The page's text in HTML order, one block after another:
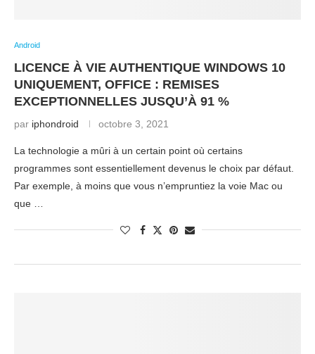
Android
LICENCE À VIE AUTHENTIQUE WINDOWS 10
UNIQUEMENT, OFFICE : REMISES
EXCEPTIONNELLES JUSQU’À 91 %
par iphondroid octobre 3, 2021
La technologie a mûri à un certain point où certains
programmes sont essentiellement devenus le choix par défaut.
Par exemple, à moins que vous n’empruntiez la voie Mac ou
que …